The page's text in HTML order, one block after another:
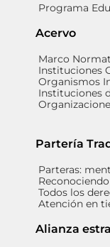
Programa
Acervo
Marco
Instituciones
Organismos
Instituciones
Partería
Parteras:
Todos los
Atención en
Alianza